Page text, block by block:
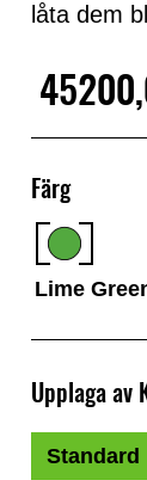
låta dem
Färg
Lime
Upplaga av
Standard